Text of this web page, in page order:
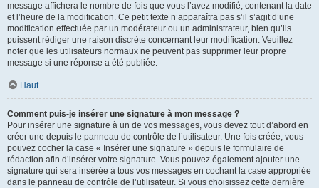
message affichera le nombre de fois que vous l’avez modifié, contenant la date
et l’heure de la modification. Ce petit texte n’apparaîtra pas s’il s’agit d’une
modification effectuée par un modérateur ou un administrateur, bien qu’ils
puissent rédiger une raison discrète concernant leur modification. Veuillez
noter que les utilisateurs normaux ne peuvent pas supprimer leur propre
message si une réponse a été publiée.
Haut
Comment puis-je insérer une signature à mon message ?
Pour insérer une signature à un de vos messages, vous devez tout d’abord en
créer une depuis le panneau de contrôle de l’utilisateur. Une fois créée, vous
pouvez cocher la case « Insérer une signature » depuis le formulaire de
rédaction afin d’insérer votre signature. Vous pouvez également ajouter une
signature qui sera insérée à tous vos messages en cochant la case appropriée
dans le panneau de contrôle de l’utilisateur. Si vous choisissez cette dernière